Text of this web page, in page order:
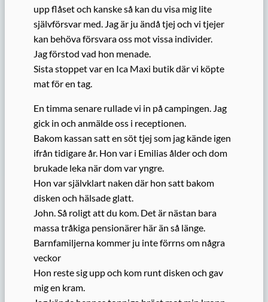
upp flåset och kanske så kan du visa mig lite
självförsvar med. Jag är ju ändå tjej och vi tjejer
kan behöva försvara oss mot vissa individer.
Jag förstod vad hon menade.
Sista stoppet var en Ica Maxi butik där vi köpte
mat för en tag.
En timma senare rullade vi in på campingen. Jag
gick in och anmälde oss i receptionen.
Bakom kassan satt en söt tjej som jag kände igen
ifrån tidigare år. Hon var i Emilias ålder och dom
brukade leka när dom var yngre.
Hon var självklart naken där hon satt bakom
disken och hälsade glatt.
John. Så roligt att du kom. Det är nästan bara
massa tråkiga pensionärer här än så länge.
Barnfamiljerna kommer ju inte förrns om några
veckor
Hon reste sig upp och kom runt disken och gav
mig en kram.